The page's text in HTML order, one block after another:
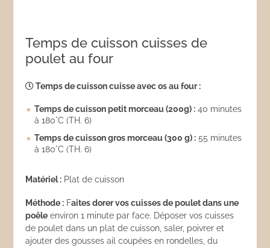
Temps de cuisson cuisses de
poulet au four
Temps de cuisson cuisse avec os au four :
Temps de cuisson petit morceau (200g) : 40 minutes
à 180°C (TH. 6)
Temps de cuisson gros morceau (300 g) : 55 minutes
à 180°C (TH. 6)
Matériel : Plat de cuisson
Méthode : Faites dorer vos cuisses de poulet dans une
poêle environ 1 minute par face. Déposer vos cuisses
de poulet dans un plat de cuisson, saler, poivrer et
ajouter des gousses ail coupées en rondelles, du